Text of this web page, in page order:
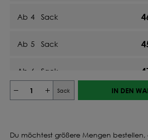
Ab 4 Sack
Ab 5 Sack
Ab 6 Sack
Ab 7 Sack
Sack IN DEN
Du möchtest größere Mengen bestellen,